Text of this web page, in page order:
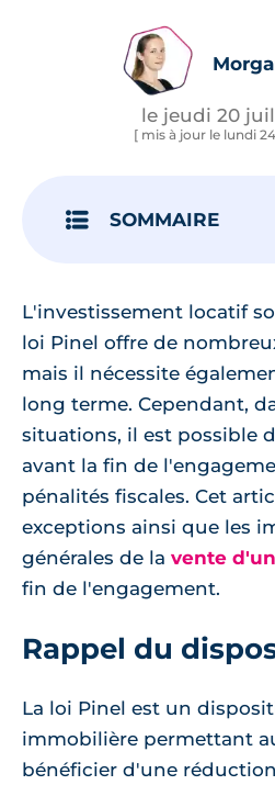
le jeudi 20
[ mis à jour le lundi
SOMMAIRE
L'investissement locatif
loi Pinel offre de
mais il nécessite
long terme. Cependant,
situations, il est possible
avant la fin de
pénalités fiscales. Cet
exceptions ainsi que les
générales de la vente
fin de l'engagement.
Rappel du
La loi Pinel est un
immobilière permettant
bénéficier d'une